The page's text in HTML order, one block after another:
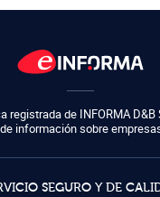
registrada de INFORMA D&B
información sobre
SEGURO Y DE